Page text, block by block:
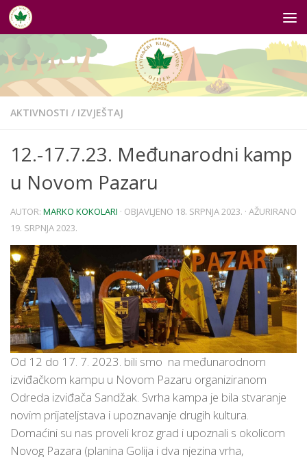
Skip to content
AKTIVNOSTI / IZVJEŠTAJ
12.-17.7.23. Međunarodni kamp
u Novom Pazaru
AUTOR: MARKO KOKOLARI · OBJAVLJENO 18. SRPNJA 2023. · AŽURIRANO
19. SRPNJA 2023.
Od 12 do 17. 7. 2023. bili smo na međunarodnom
izviđačkom kampu u Novom Pazaru organiziranom
Odreda izviđača Sandžak. Svrha kampa je bila stvaranje
novim prijateljstava i upoznavanje drugih kultura.
Domaćini su nas proveli kroz grad i upoznali s okolicom
Novog Pazara (planina Golija i dva njezina vrha,